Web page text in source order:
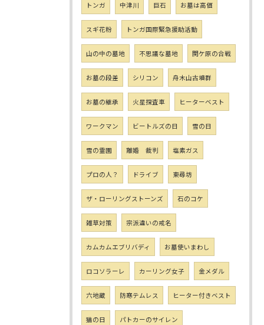
トンガ 中津川 巨石 お墓は高価
スギ花粉 トンガ国際緊急援助活動
山の中の墓地 不思議な墓地 関ケ原の合戦
お墓の段差 シリコン 舟木山古墳群
お墓の継承 火星探査車 ヒーターベスト
ワークマン ビートルズの日 雪の日
雪の霊園 離婚 裁判 塩素ガス
プロの人？ ドライブ 東尋坊
ザ・ローリングストーンズ 石のコケ
雑草対策 宗派違いの戒名
カムカムエブリバディ お墓使いまわし
ロコソラーレ カーリング女子 金メダル
六地蔵 防寒テムレス ヒーター付きベスト
猫の日 パトカーのサイレン